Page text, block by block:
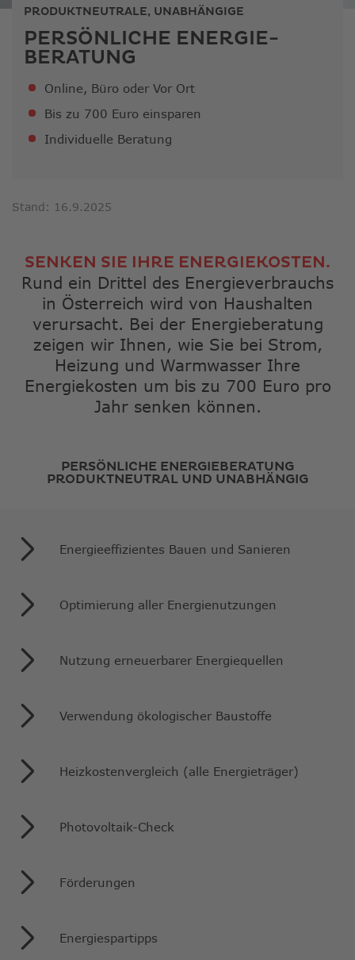
PRODUKTNEUTRALE, UNABHÄNGIGE
PERSÖNLICHE ENERGIE­
BERATUNG
Online, Büro oder Vor Ort
Bis zu 700 Euro einsparen
Individuelle Beratung
Stand: 16.9.2025
SENKEN SIE IHRE ENERGIEKOSTEN.
Rund ein Drittel des Energieverbrauchs
in Österreich wird von Haushalten
verursacht. Bei der Energieberatung
zeigen wir Ihnen, wie Sie bei Strom,
Heizung und Warmwasser Ihre
Energiekosten um bis zu 700 Euro pro
Jahr senken können.
PERSÖNLICHE ENERGIEBERATUNG
PRODUKTNEUTRAL UND UNABHÄNGIG
Energieeffizientes Bauen und Sanieren
Optimierung aller Energienutzungen
Nutzung erneuerbarer Energiequellen
Verwendung ökologischer Baustoffe
Heizkostenvergleich (alle Energieträger)
Photovoltaik-Check
Förderungen
Energiespartipps